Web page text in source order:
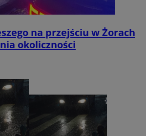
na przejściu w Żorach
okoliczności